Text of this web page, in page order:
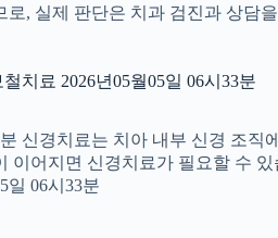
, 실제 판단은 치과 검진과 상담
치료 2026년05월05일 06시33분
분 신경치료는 치아 내부 신경 조
이어지면 신경치료가 필요할 수
일 06시33분